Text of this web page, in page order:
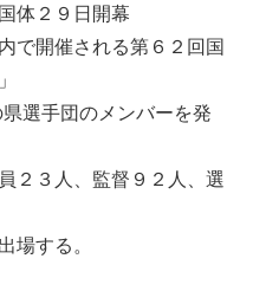
体２９日開幕
で開催される第６２回国
選手団のメンバーを発
２３人、監督９２人、選
場する。